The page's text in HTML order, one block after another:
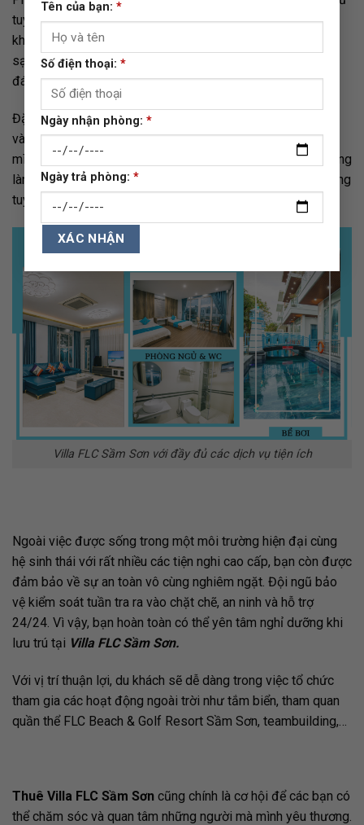
Tên của bạn: *
Số điện thoại: *
Ngày nhận phòng: *
Ngày trả phòng: *
tuyệt đối nhằm đảm bảo sự trải nghiệm nghỉ ngơi của du
khách. Nhà tắm được thiết kế thông minh rất gọn gàng và
sạch sẽ, đầy đủ các đồ dùng cá nhân như bàn chải, kem
đánh răng, máy sấy,…
Đặc biệt, hầu hết cácbiệt thự FLC Sầm Sơn
và du khách có thể sử dụng hoàn toàn miễn phí. Cùng hòa
mình vào làn nước trong xanh, tận hưởng bầu không khí trong
lành và nghe tiếng chim hót ngay tại villa là một điều vô cùng
tuyệt vời.
Villa FLC Sầm Sơn với đầy đủ các dịch vụ tiện ích
Ngoài việc được sống trong một môi trường hiện đại cùng
hệ sinh thái với rất nhiều các tiện nghi cao cấp, bạn còn được
đảm bảo về sự an toàn vô cùng nghiêm ngặt. Đội ngũ bảo
vệ kiểm soát tuần tra ra vào chặt chẽ, an ninh và hỗ trợ
24/24. Vì vậy, bạn hoàn toàn có thể yên tâm nghỉ dưỡng khi
lưu trú tại Villa FLC Sầm Sơn.
Với vị trí thuận lợi, du khách sẽ dễ dàng trong việc tổ chức
tham gia các hoạt động ngoài trời như tắm biển, tham quan
quần thể FLC Beach & Golf Resort Sầm Sơn, teambuilding,…
Thuê Villa FLC Sầm Sơn cũng chính là cơ hội để các bạn có
thể chăm sóc và quan tâm những người mà mình yêu thương.